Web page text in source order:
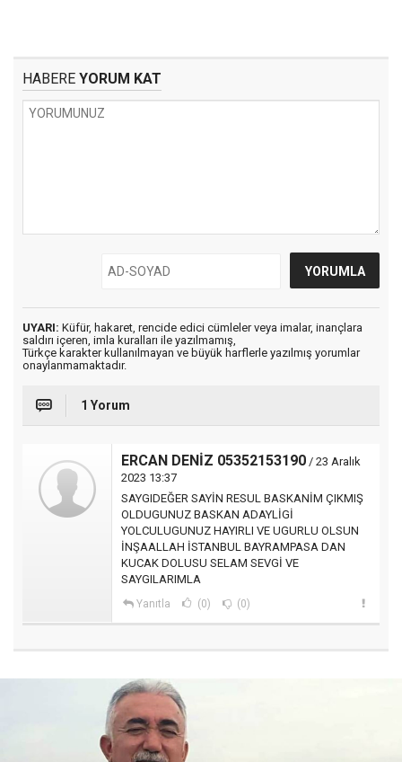
HABERE YORUM KAT
UYARI: Küfür, hakaret, rencide edici cümleler veya imalar, inançlara
saldırı içeren, imla kuralları ile yazılmamış,
Türkçe karakter kullanılmayan ve büyük harflerle yazılmış yorumlar
onaylanmamaktadır.
1 Yorum
ERCAN DENİZ 05352153190 / 23 Aralık
2023 13:37
SAYGIDEĞER SAYİN RESUL BASKANİM ÇIKMIŞ
OLDUGUNUZ BASKAN ADAYLİGİ
YOLCULUGUNUZ HAYIRLI VE UGURLU OLSUN
İNŞAALLAH İSTANBUL BAYRAMPASA DAN
KUCAK DOLUSU SELAM SEVGİ VE
SAYGILARIMLA
Yanıtla (0) (0)